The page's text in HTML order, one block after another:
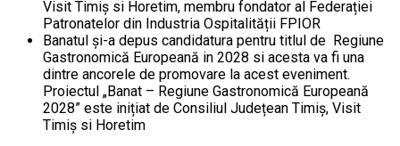
Visit Timiș si Horetim, membru fondator al Federației
Patronatelor din Industria Ospitalității FPIOR
Banatul și-a depus candidatura pentru titlul de Regiune
Gastronomică Europeană in 2028 si acesta va fi una
dintre ancorele de promovare la acest eveniment.
Proiectul „Banat – Regiune Gastronomică Europeană
2028” este inițiat de Consiliul Județean Timiș, Visit
Timiș si Horetim